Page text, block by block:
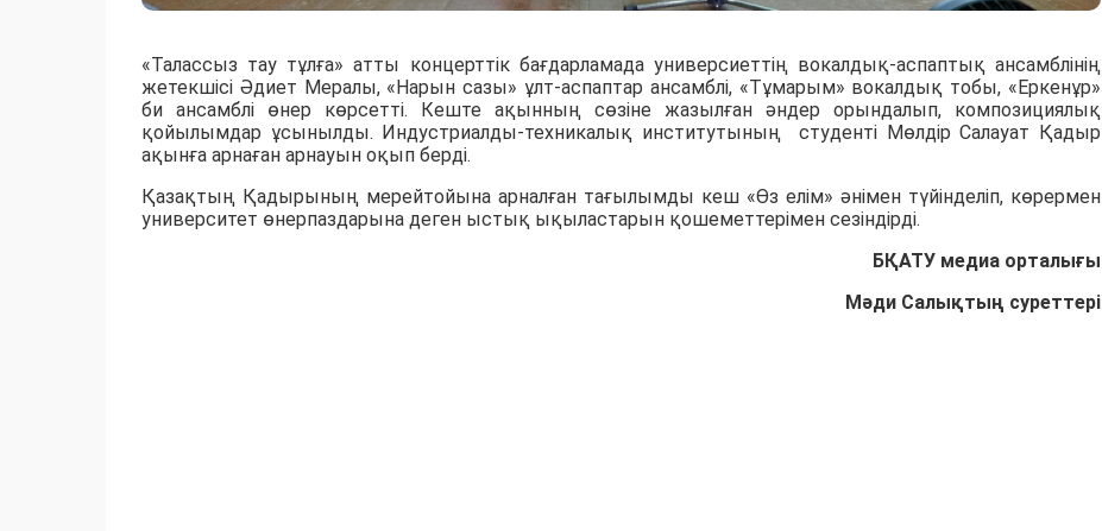
«Талассыз тау тұлға» атты концерттік бағдарламада универсиеттің вокалдық-аспаптық ансамблінің
жетекшісі Әдиет Мералы, «Нарын сазы» ұлт-аспаптар ансамблі, «Тұмарым» вокалдық тобы, «Еркенұр»
би ансамблі өнер көрсетті. Кеште ақынның сөзіне жазылған әндер орындалып, композициялық
қойылымдар ұсынылды. Индустриалды-техникалық институтының студенті Мөлдір Салауат Қадыр
ақынға арнаған арнауын оқып берді.
Қазақтың Қадырының мерейтойына арналған тағылымды кеш «Өз елім» әнімен түйінделіп, көрермен
университет өнерпаздарына деген ыстық ықыластарын қошеметтерімен сезіндірді.
БҚАТУ медиа орталығы
Мәди Салықтың суреттері